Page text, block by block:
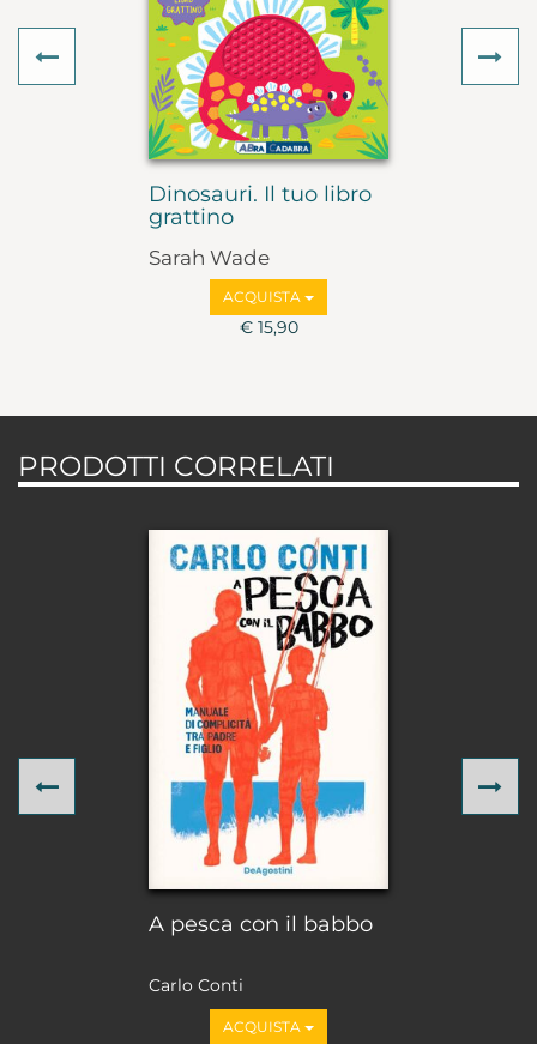
Dinosauri. Il tuo libro
grattino
Sarah Wade
ACQUISTA
€ 15,90
Previous
PRODOTTI CORRELATI
A pesca con il babbo
Carlo Conti
ACQUISTA
Previous